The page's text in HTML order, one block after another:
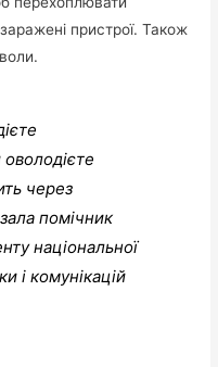
пристрої. Також
через
помічник
національної
і комунікацій